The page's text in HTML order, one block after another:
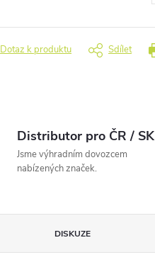
Dotaz k produktu Sdílet
Distributor pro ČR / SK
Jsme výhradním dovozcem
nabízených značek.
DISKUZE